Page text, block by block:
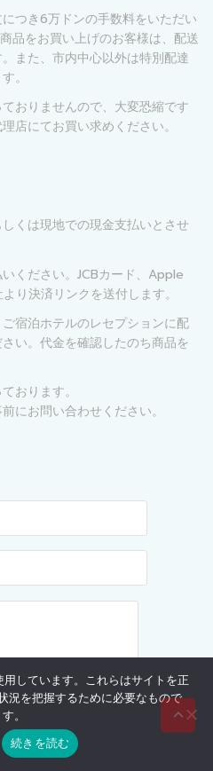
つき6万ドンの手数料をいただい
品をお買い上げのお客様は、配送
また、市内中心以外は特別配達
。
おりませんので、大変恐縮です
店にてお買い求めください。
くは現地での現金支払いとさせ
ください。JCBカード、Apple
り決済リンクを送付します。
宿泊ホテルのレセプションに配
い。代金を確認したのち商品を
おります。
にお問い合わせください。
しています。これらはサイトを正
況を把握するために必要なもので
す。
続きを読む